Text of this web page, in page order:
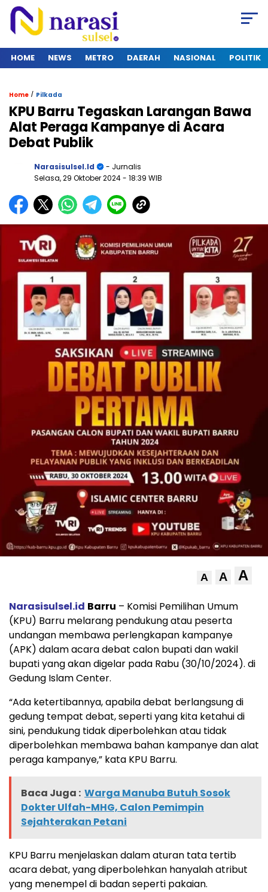
HOME NEWS METRO DAERAH NASIONAL POLITIK
Home / Pilkada
KPU Barru Tegaskan Larangan Bawa
Alat Peraga Kampanye di Acara
Debat Publik
Narasisulsel.id
- Jurnalis
Selasa, 29 Oktober 2024- 18:39 WIB
A A A
Narasisulsel.id Barru – Komisi Pemilihan Umum
(KPU) Barru melarang pendukung atau peserta
undangan membawa perlengkapan kampanye
(APK) dalam acara debat calon bupati dan wakil
bupati yang akan digelar pada Rabu (30/10/2024). di
Gedung Islam Center.
“Ada ketertibannya, apabila debat berlangsung di
gedung tempat debat, seperti yang kita ketahui di
sini, pendukung tidak diperbolehkan atau tidak
diperbolehkan membawa bahan kampanye dan alat
peraga kampanye,” kata KPU Barru.
Baca Juga : Warga Manuba Butuh Sosok
Dokter Ulfah-MHG, Calon Pemimpin
Sejahterakan Petani
KPU Barru menjelaskan dalam aturan tata tertib
acara debat, yang diperbolehkan hanyalah atribut
yang menempel di badan seperti pakaian.